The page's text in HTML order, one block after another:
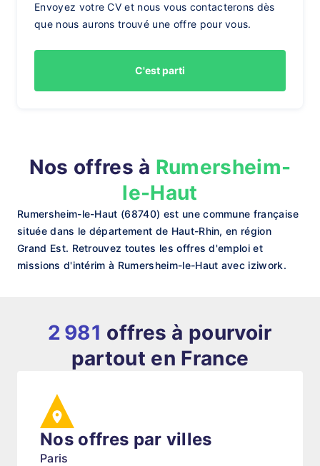
Envoyez votre CV et nous vous contacterons dès
que nous aurons trouvé une offre pour vous.
C'est parti
Nos offres à Rumersheim-
le-Haut
Rumersheim-le-Haut (68740) est une commune française
située dans le département de Haut-Rhin, en région
Grand Est. Retrouvez toutes les offres d'emploi et
missions d'intérim à Rumersheim-le-Haut avec iziwork.
2 981 offres à pourvoir
partout en France
Nos offres par villes
Paris